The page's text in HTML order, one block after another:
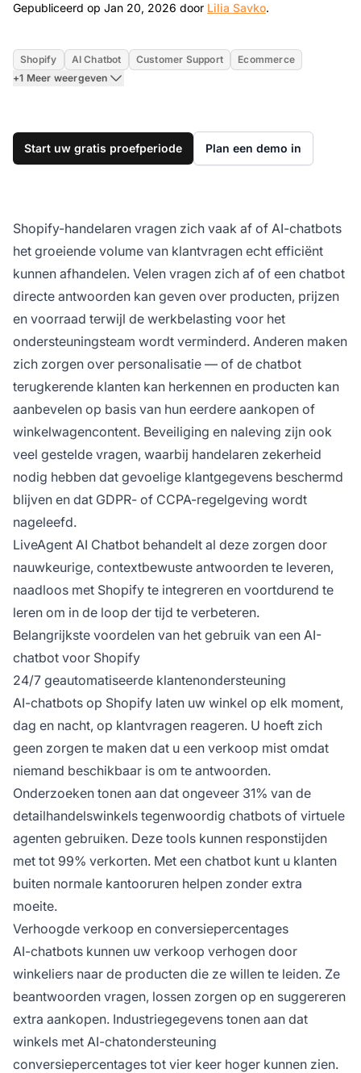
Gepubliceerd op Jan 20, 2026 door Lilia Savko.
Shopify AI Chatbot Customer Support
Ecommerce
+1 Meer weergeven
Start uw gratis proefperiode Plan een demo in
Shopify-handelaren vragen zich vaak af of AI-chatbots
het groeiende volume van klantvragen echt efficiënt
kunnen afhandelen. Velen vragen zich af of een chatbot
directe antwoorden kan geven over producten, prijzen
en voorraad terwijl de werkbelasting voor het
ondersteuningsteam wordt verminderd. Anderen maken
zich zorgen over personalisatie — of de chatbot
terugkerende klanten kan herkennen en producten kan
aanbevelen op basis van hun eerdere aankopen of
winkelwagencontent. Beveiliging en naleving zijn ook
veel gestelde vragen, waarbij handelaren zekerheid
nodig hebben dat gevoelige klantgegevens beschermd
blijven en dat GDPR- of CCPA-regelgeving wordt
nageleefd.
LiveAgent AI Chatbot behandelt al deze zorgen door
nauwkeurige, contextbewuste antwoorden te leveren,
naadloos met Shopify te integreren en voortdurend te
leren om in de loop der tijd te verbeteren.
Belangrijkste voordelen van het gebruik van een AI-
chatbot voor Shopify
24/7 geautomatiseerde klantenondersteuning
AI-chatbots op Shopify laten uw winkel op elk moment,
dag en nacht, op klantvragen reageren. U hoeft zich
geen zorgen te maken dat u een verkoop mist omdat
niemand beschikbaar is om te antwoorden.
Onderzoeken tonen aan dat ongeveer 31% van de
detailhandelswinkels tegenwoordig chatbots of virtuele
agenten gebruiken. Deze tools kunnen responstijden
met tot 99% verkorten. Met een chatbot kunt u klanten
buiten normale kantooruren helpen zonder extra
moeite.
Verhoogde verkoop en conversiepercentages
AI-chatbots kunnen uw verkoop verhogen door
winkeliers naar de producten die ze willen te leiden. Ze
beantwoorden vragen, lossen zorgen op en suggereren
extra aankopen. Industriegegevens tonen aan dat
winkels met AI-chatondersteuning
conversiepercentages tot vier keer hoger kunnen zien.